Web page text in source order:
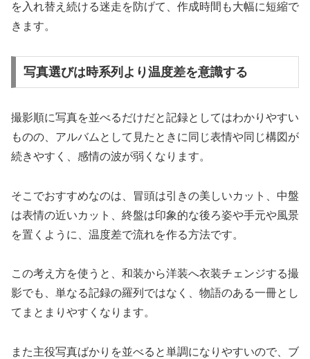
を入れ替え続ける迷走を防げて、作成時間も大幅に短縮で
きます。
写真選びは時系列より温度差を意識する
撮影順に写真を並べるだけだと記録としてはわかりやすい
ものの、アルバムとして見たときに同じ表情や同じ構図が
続きやすく、感情の波が弱くなります。
そこでおすすめなのは、冒頭は引きの美しいカット、中盤
は表情の近いカット、終盤は印象的な後ろ姿や手元や風景
を置くように、温度差で流れを作る方法です。
この考え方を使うと、和装から洋装へ衣装チェンジする撮
影でも、単なる記録の羅列ではなく、物語のある一冊とし
てまとまりやすくなります。
また主役写真ばかりを並べると単調になりやすいので、ブ